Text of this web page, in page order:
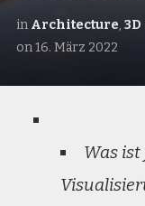
in Architecture,
on16. März 2022
Was